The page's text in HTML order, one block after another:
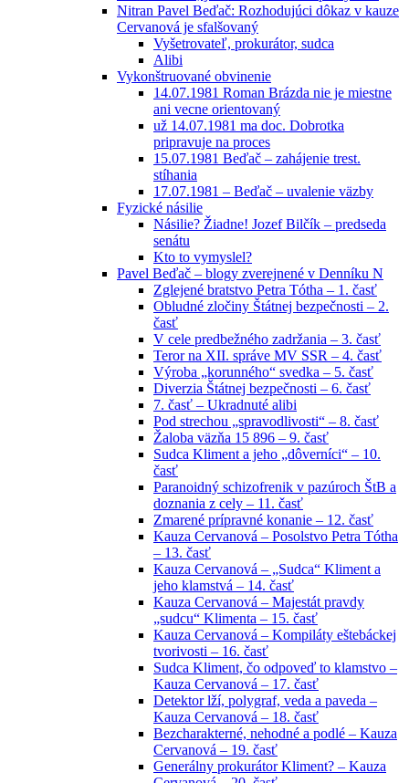
Nitran Pavel Beďač: Rozhodujúci dôkaz v kauze
Cervanová je sfalšovaný
Vyšetrovateľ, prokurátor, sudca
Alibi
Vykonštruované obvinenie
14.07.1981 Roman Brázda nie je miestne
ani vecne orientovaný
už 14.07.1981 ma doc. Dobrotka
pripravuje na proces
15.07.1981 Beďač – zahájenie trest.
stíhania
17.07.1981 – Beďač – uvalenie väzby
Fyzické násilie
Násilie? Žiadne! Jozef Bilčík – predseda
senátu
Kto to vymyslel?
Pavel Beďač – blogy zverejnené v Denníku N
Zglejené bratstvo Petra Tótha – 1. časť
Obludné zločiny Štátnej bezpečnosti – 2.
časť
V cele predbežného zadržania – 3. časť
Teror na XII. správe MV SSR – 4. časť
Výroba „korunného“ svedka – 5. časť
Diverzia Štátnej bezpečnosti – 6. časť
7. časť – Ukradnuté alibi
Pod strechou „spravodlivosti“ – 8. časť
Žaloba väzňa 15 896 – 9. časť
Sudca Kliment a jeho „dôverníci“ – 10.
časť
Paranoidný schizofrenik v pazúroch ŠtB a
doznania z cely – 11. časť
Zmarené prípravné konanie – 12. časť
Kauza Cervanová – Posolstvo Petra Tótha
– 13. časť
Kauza Cervanová – „Sudca“ Kliment a
jeho klamstvá – 14. časť
Kauza Cervanová – Majestát pravdy
„sudcu“ Klimenta – 15. časť
Kauza Cervanová – Kompiláty eštebáckej
tvorivosti – 16. časť
Sudca Kliment, čo odpoveď to klamstvo –
Kauza Cervanová – 17. časť
Detektor lží, polygraf, veda a paveda –
Kauza Cervanová – 18. časť
Bezcharakterné, nehodné a podlé – Kauza
Cervanová – 19. časť
Generálny prokurátor Kliment? – Kauza